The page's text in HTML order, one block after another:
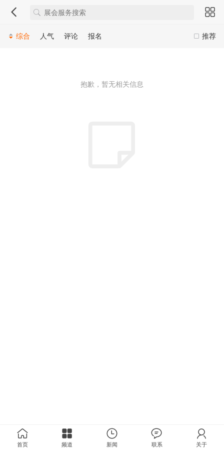
推荐
综合 人气 评论 报名
抱歉，暂无相关信息
首页 频道 新闻 联系 关于